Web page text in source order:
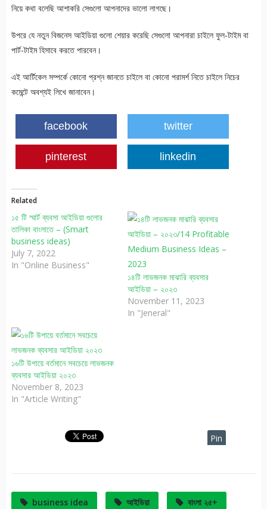
নিয়ে কথা বলেছি আশাকরি সেগুলো আপনাদের ভালো লাগছে।
উপরে যে নতুন বিজনেস আইডিয়া গুলো শেয়ার করেছি সেগুলো আপনারা চাইলে ফুল-টাইম বা
পার্ট-টাইম হিসাবে করতে পারবেন।
এই আর্টিকেল সম্পর্কে কোনো প্রশ্ন জানতে চাইলে বা কোনো পরামর্শ নিতে চাইলে নিচের
কমেন্টে অবশ্যই লিখে জানাবেন।
facebook twitter
pinterest linkedin
Related
১৫ টি স্মার্ট ব্যবসা আইডিয়া গুলোর
তালিকা বাংলাতে – (Smart
business ideas)
July 7, 2022
In "Online Business"
১৪টি লাভজনক মাঝারি ব্যবসার
আইডিয়া – ২০২৩
November 11, 2023
In "Jeneral"
১৬টি উপায়ে বর্তমানে সবচেয়ে লাভজনক
ব্যবসার আইডিয়া ২০২৩
November 8, 2023
In "Article Writing"
Pin
business idea আইডিয়া বাংলা ২৫+